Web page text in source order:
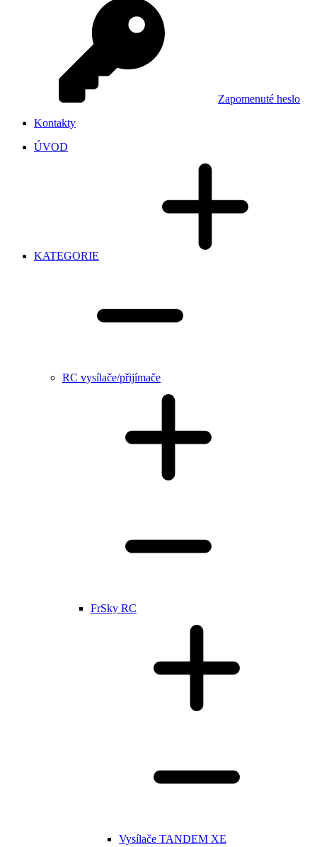
Zapomenuté heslo
Kontakty
ÚVOD
KATEGORIE
RC vysílače/přijímače
FrSky RC
Vysílače TANDEM XE